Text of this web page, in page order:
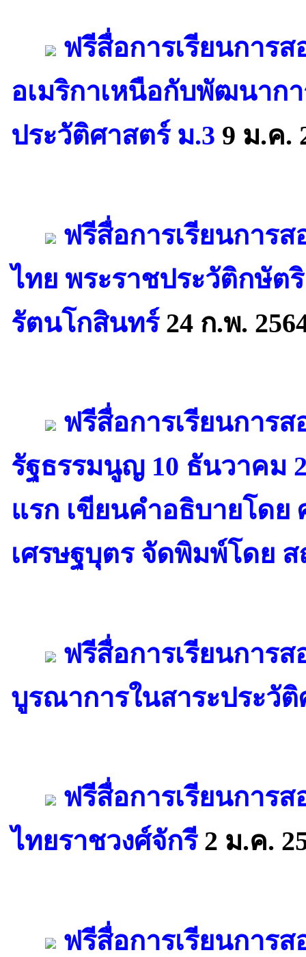
ฟรีสื่อการเรียนการ
อเมริกาเหนือกับพัฒนาก
ประวัติศาสตร์ ม.3 9 ม.ค.
ฟรีสื่อการเรียนการ
ไทย พระราชประวัติกษัต
รัตนโกสินทร์24 ก.พ.
ฟรีสื่อการเรียนการ
รัฐธรรมนูญ 10 ธันวาคม
แรก เขียนคำอธิบายโดย
เศรษฐบุตร จัดพิมพ์โดย
ฟรีสื่อการเรียนการ
บูรณาการในสาระประวั
ฟรีสื่อการเรียนการ
ไทยราชวงศ์จักรี2 ม.ค.
ฟรีสื่อการเรียนการ